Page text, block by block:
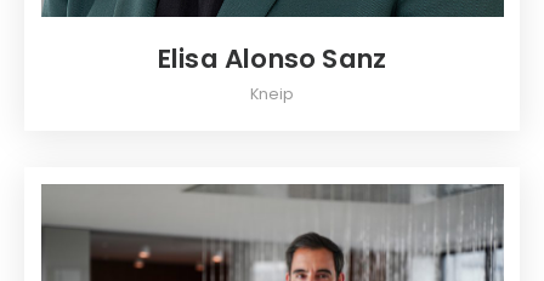
Elisa Alonso Sanz
Kneip